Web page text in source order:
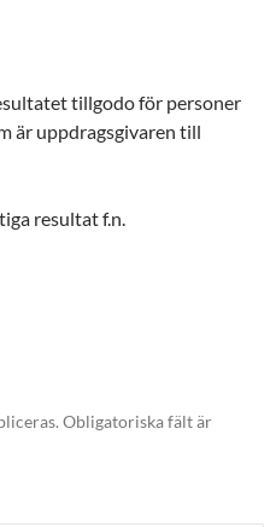
tillgodo för personer
är uppdragsgivaren till
resultat f.n.
Obligatoriska fält är